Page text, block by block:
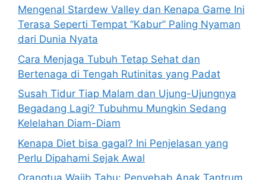
r
:
Mengenal Stardew Valley dan Kenapa Game Ini
Terasa Seperti Tempat “Kabur” Paling Nyaman
dari Dunia Nyata
Cara Menjaga Tubuh Tetap Sehat dan
Bertenaga di Tengah Rutinitas yang Padat
Susah Tidur Tiap Malam dan Ujung-Ujungnya
Begadang Lagi? Tubuhmu Mungkin Sedang
Kelelahan Diam-Diam
Kenapa Diet bisa gagal? Ini Penjelasan yang
Perlu Dipahami Sejak Awal